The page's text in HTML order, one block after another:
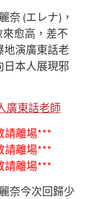
奈 (エレナ)，
來愈高，差不
地演廣東話老
日本人展現邪
廣東話老師
請離場***
請離場***
請離場***
奈今次回歸少